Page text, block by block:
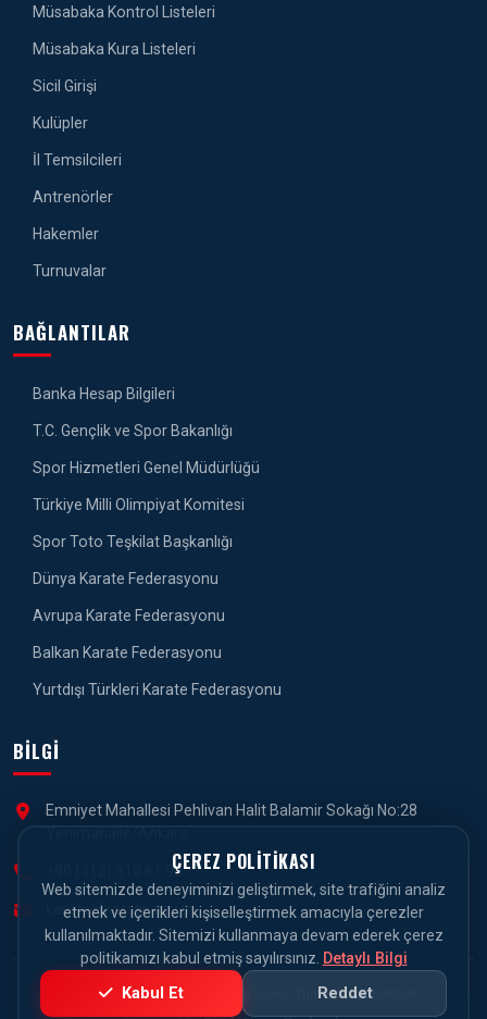
Müsabaka Kontrol Listeleri
Müsabaka Kura Listeleri
Sicil Girişi
Kulüpler
İl Temsilcileri
Antrenörler
Hakemler
Turnuvalar
BAĞLANTILAR
Banka Hesap Bilgileri
T.C. Gençlik ve Spor Bakanlığı
Spor Hizmetleri Genel Müdürlüğü
Türkiye Milli Olimpiyat Komitesi
Spor Toto Teşkilat Başkanlığı
Dünya Karate Federasyonu
Avrupa Karate Federasyonu
Balkan Karate Federasyonu
Yurtdışı Türkleri Karate Federasyonu
BILGI
Emniyet Mahallesi Pehlivan Halit Balamir Sokağı No:28
+90 (312) 310 61 90
karate@karate.gov.tr
© 2026 Türkiye Karate Federasyonu. Tüm Hakları Saklıdır.
ÇEREZ POLITIKASI
Web sitemizde deneyiminizi geliştirmek, site trafiğini analiz
etmek ve içerikleri kişiselleştirmek amacıyla çerezler
kullanılmaktadır. Sitemizi kullanmaya devam ederek çerez
politikamızı kabul etmiş sayılırsınız. Detaylı Bilgi
Kabul Et Reddet